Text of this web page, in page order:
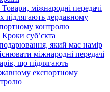
Товари, міжнародні передачі
підлягають дердавному
контролю
Кроки суб’єкта
який має намір
міжнародні передачі
що підлягають
експортному